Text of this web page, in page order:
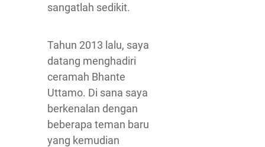
sangatlah sedikit.
Tahun 2013 lalu, saya
datang menghadiri
ceramah Bhante
Uttamo. Di sana saya
berkenalan dengan
beberapa teman baru
yang kemudian